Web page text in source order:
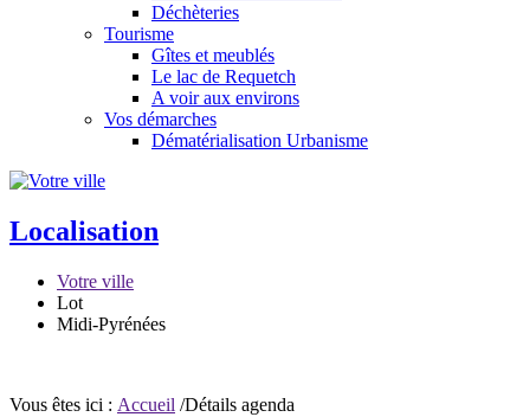
Déchèteries
Tourisme
Gîtes et meublés
Le lac de Requetch
A voir aux environs
Vos démarches
Dématérialisation Urbanisme
Localisation
Votre ville
Lot
Midi-Pyrénées
Vous êtes ici : Accueil /Détails agenda